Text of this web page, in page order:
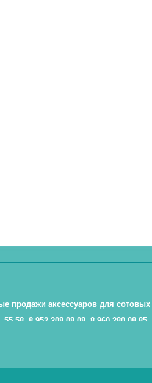
продажи аксессуаров для
55-58, 8-952-208-08-08, 8-960-280-08-85